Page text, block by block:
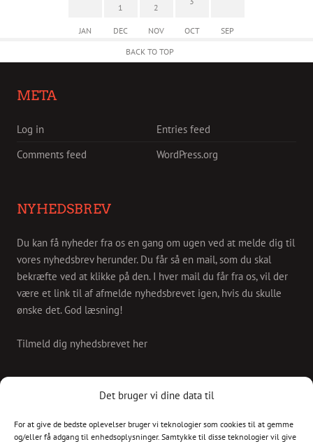
Det bruger vi dine data til
For at give de bedste oplevelser bruger vi teknologier som cookies til at gemme
og/eller få adgang til enhedsoplysninger. Samtykke til disse teknologier vil give
JAN
1
DEC
2
NOV OCT
SEP
BACK TO TOP
META
Log in
Entries feed
Comments feed
WordPress.org
NYHEDSBREV
Du kan få nyheder fra os en gang om ugen ved at melde dig til
vores nyhedsbrev herunder. Du får så en mail, som du skal
bekræfte ved at klikke på den. I hver mail du får fra os, vil der
være et link til af afmelde nyhedsbrevet igen, hvis du skulle
ønske det. God læsning!
Tilmeld dig nyhedsbrevet her
Skriv til os på